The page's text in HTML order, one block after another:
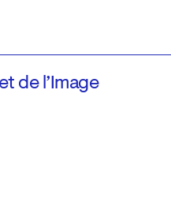
de l’Image